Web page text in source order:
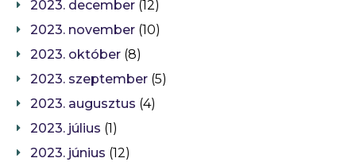
2023. december (12)
2023. november (10)
2023. október (8)
2023. szeptember (5)
2023. augusztus (4)
2023. július (1)
2023. június (12)